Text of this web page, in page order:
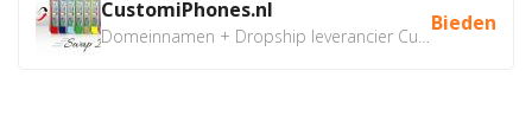
CustomiPhones.nl Bieden